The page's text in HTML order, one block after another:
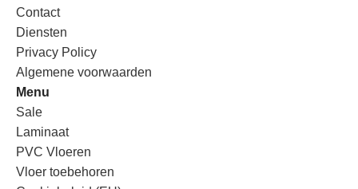
Contact
Diensten
Privacy Policy
Algemene voorwaarden
Menu
Sale
Laminaat
PVC Vloeren
Vloer toebehoren